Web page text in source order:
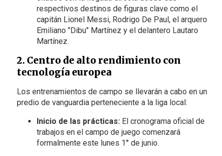
respectivos destinos de figuras clave como el
capitán Lionel Messi, Rodrigo De Paul, el arquero
Emiliano "Dibu" Martínez y el delantero Lautaro
Martínez.
2. Centro de alto rendimiento con
tecnología europea
Los entrenamientos de campo se llevarán a cabo en un
predio de vanguardia perteneciente a la liga local:
Inicio de las prácticas: El cronograma oficial de
trabajos en el campo de juego comenzará
formalmente este lunes 1° de junio.